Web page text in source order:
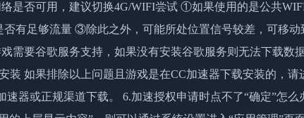
是否可用，建议切换4G/WIFI尝试 ①如果使用的是公共
有足够流量 ③除此之外，可能所处位置信号较差，可移动
要谷歌服务支持，如果没有安装谷歌服务则无法下载数
装 如果排除以上问题且游戏是在CC加速器下载安装的，请
速器或正规渠道下载。 6.加速授权申请时点不了“确定”怎